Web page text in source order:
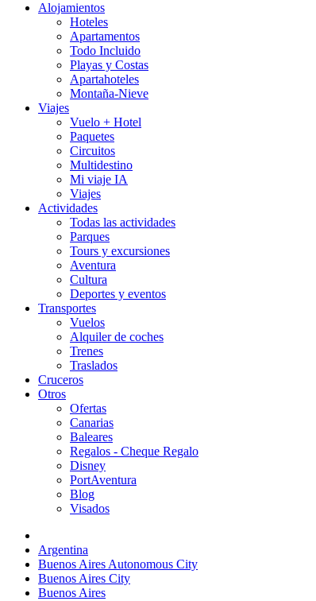
Alojamientos
Hoteles
Apartamentos
Todo Incluido
Playas y Costas
Apartahoteles
Montaña-Nieve
Viajes
Vuelo + Hotel
Paquetes
Circuitos
Multidestino
Mi viaje IA
Viajes
Actividades
Todas las actividades
Parques
Tours y excursiones
Aventura
Cultura
Deportes y eventos
Transportes
Vuelos
Alquiler de coches
Trenes
Traslados
Cruceros
Otros
Ofertas
Canarias
Baleares
Regalos - Cheque Regalo
Disney
PortAventura
Blog
Visados
Argentina
Buenos Aires Autonomous City
Buenos Aires City
Buenos Aires